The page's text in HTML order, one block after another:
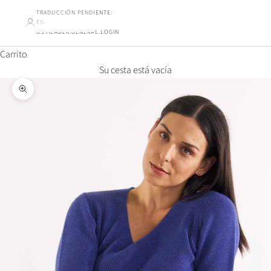
TRADUCCIÓN PENDIENTE:
ES-
US.HEADER.GENERAL.LOGIN
Carrito
Su cesta está vacía
Ampliar la imagen